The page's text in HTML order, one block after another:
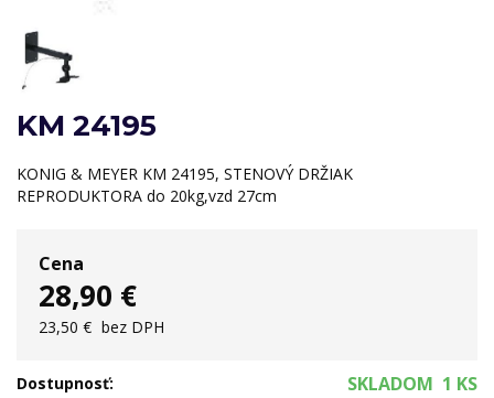
KM 24195
KONIG & MEYER KM 24195, STENOVÝ DRŽIAK
REPRODUKTORA do 20kg,vzd 27cm
Cena
28,90 €
23,50 € bez DPH
Dostupnosť: SKLADOM 1 KS